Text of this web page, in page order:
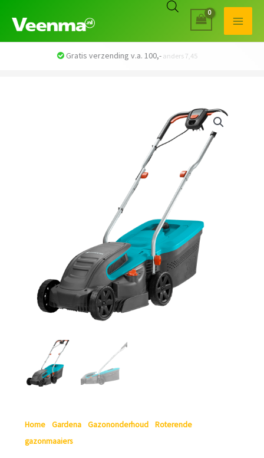
Home Gardena Gazononderhoud
Roterende
gazonmaaiers/ Gardena Elektrische Grasmaaier Powermax™
Veilig betalen met iDEAL